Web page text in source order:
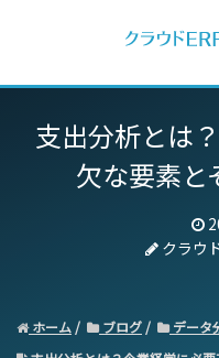
支出分析とは
欠な要素と
クラウ
ホーム ブログ
データ